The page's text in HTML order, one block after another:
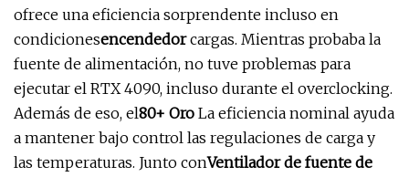
ofrece una eficiencia sorprendente incluso en
condicionesencendedorcargas. Mientras probaba la
fuente de alimentación, no tuve problemas para
ejecutar el RTX 4090, incluso durante el overclocking.
Además de eso, el80+ Oro La eficiencia nominal ayuda
a mantener bajo control las regulaciones de carga y
las temperaturas. Junto conVentilador de fuente de